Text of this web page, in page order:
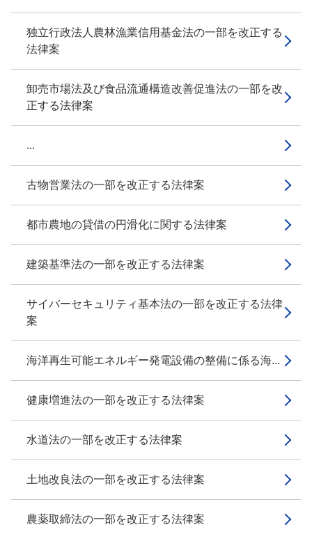
独立行政法人農林漁業信用基金法の一部を改正する
法律案
卸売市場法及び食品流通構造改善促進法の一部を改
正する法律案
...
古物営業法の一部を改正する法律案
都市農地の貸借の円滑化に関する法律案
建築基準法の一部を改正する法律案
サイバーセキュリティ基本法の一部を改正する法律
案
海洋再生可能エネルギー発電設備の整備に係る海...
健康増進法の一部を改正する法律案
水道法の一部を改正する法律案
土地改良法の一部を改正する法律案
農薬取締法の一部を改正する法律案